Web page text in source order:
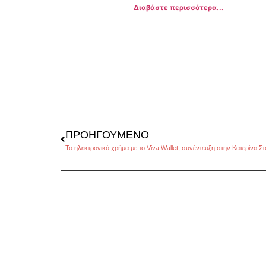
Διαβάστε περισσότερα...
ΠΡΟΗΓΟΎΜΕΝΟ
Το ηλεκτρονικό χρήμα με το Viva Wallet, συνέντευξη στην Κατερίνα